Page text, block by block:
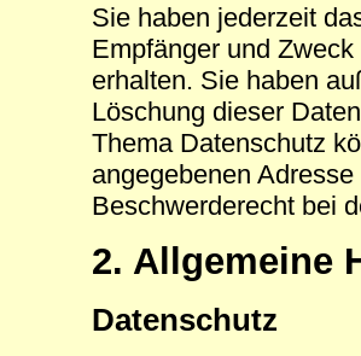
Sie haben jederzeit
Empfänger und
erhalten. Sie haben
Löschung dieser
Thema Datenschutz
angegebenen
Beschwerderecht bei
2. Allgemeine
Datenschutz